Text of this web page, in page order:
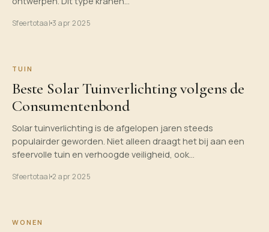
Sfeertotaal3 apr 2025
TUIN
Beste Solar Tuinverlichting volgens de
Consumentenbond
Solar tuinverlichting is de afgelopen jaren steeds
populairder geworden. Niet alleen draagt het bij aan een
sfeervolle tuin en verhoogde veiligheid, ook…
Sfeertotaal2 apr 2025
WONEN